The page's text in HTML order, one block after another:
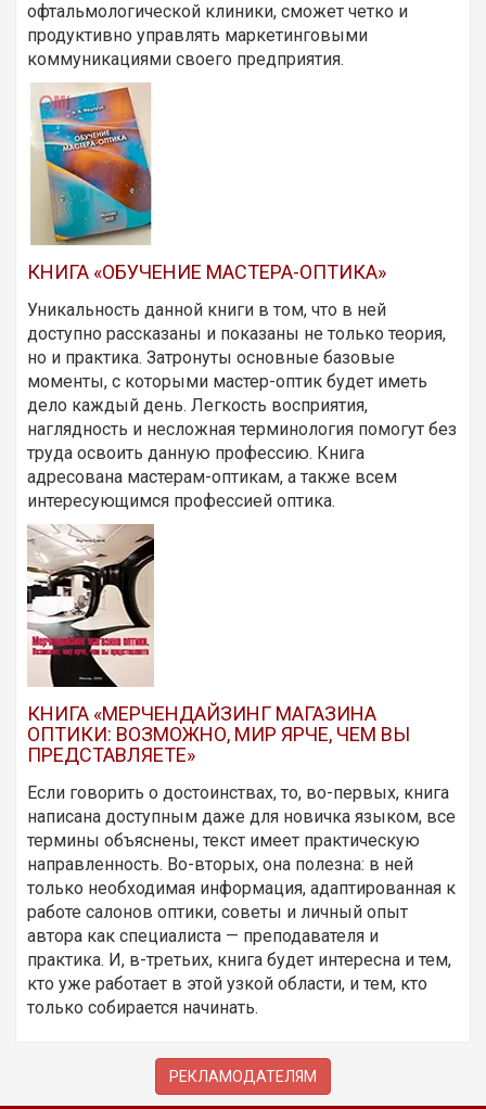
офтальмологической клиники, сможет четко и
продуктивно управлять маркетинговыми
коммуникациями своего предприятия.
КНИГА «ОБУЧЕНИЕ МАСТЕРА-ОПТИКА»
Уникальность данной книги в том, что в ней
доступно рассказаны и показаны не только теория,
но и практика. Затронуты основные базовые
моменты, с которыми мастер-оптик будет иметь
дело каждый день. Легкость восприятия,
наглядность и несложная терминология помогут без
труда освоить данную профессию. Книга
адресована мастерам-оптикам, а также всем
интересующимся профессией оптика.
КНИГА «МЕРЧЕНДАЙЗИНГ МАГАЗИНА
ОПТИКИ: ВОЗМОЖНО, МИР ЯРЧЕ, ЧЕМ ВЫ
ПРЕДСТАВЛЯЕТЕ»
Если говорить о достоинствах, то, во-первых, книга
написана доступным даже для новичка языком, все
термины объяснены, текст имеет практическую
направленность. Во-вторых, она полезна: в ней
только необходимая информация, адаптированная к
работе салонов оптики, советы и личный опыт
автора как специалиста — преподавателя и
практика. И, в-третьих, книга будет интересна и тем,
кто уже работает в этой узкой области, и тем, кто
только собирается начинать.
РЕКЛАМОДАТЕЛЯМ